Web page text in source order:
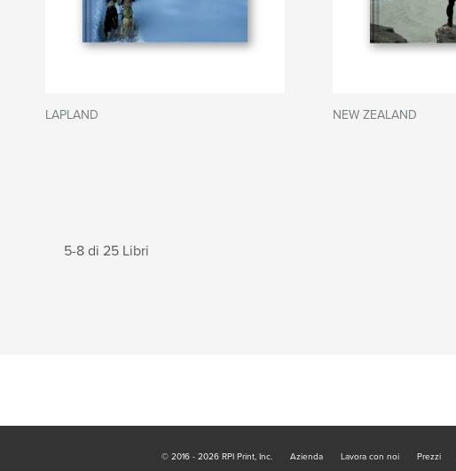
LAPLAND NEW ZEALAND
5-8 di 25 Libri
© 2016 - 2026 RPI Print, Inc. Azienda Lavora con noi Prezzi